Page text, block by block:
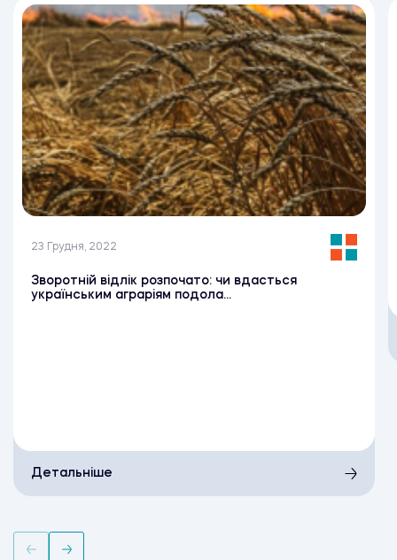
23 Грудня, 2022
Зворотній відлік розпочато: чи вдасться
українським аграріям подола...
Детальніше